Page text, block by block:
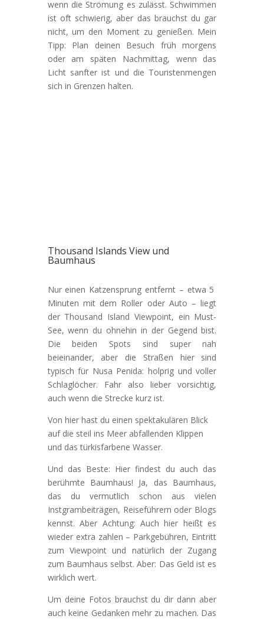
wenn die Strömung es zulässt. Schwimmen
ist oft schwierig, aber das brauchst du gar
nicht, um den Moment zu genießen. Mein
Tipp: Plan deinen Besuch früh morgens
oder am späten Nachmittag, wenn das
Licht sanfter ist und die Touristenmengen
sich in Grenzen halten.
Thousand Islands View und
Baumhaus
Nur einen Katzensprung entfernt – etwa 5
Minuten mit dem Roller oder Auto – liegt
der Thousand Island Viewpoint, ein Must-
See, wenn du ohnehin in der Gegend bist.
Die beiden Spots sind super nah
beieinander, aber die Straßen hier sind
typisch für Nusa Penida: holprig und voller
Schlaglöcher. Fahr also lieber vorsichtig,
auch wenn die Strecke kurz ist.
Von hier hast du einen spektakulären Blick
auf die steil ins Meer abfallenden Klippen
und das türkisfarbene Wasser.
Und das Beste: Hier findest du auch das
berühmte Baumhaus! Ja, das Baumhaus,
das du vermutlich schon aus vielen
Instgrambeiträgen, Reiseführern oder Blogs
kennst. Aber Achtung: Auch hier heißt es
wieder extra zahlen – Parkgebühren, Eintritt
zum Viewpoint und natürlich der Zugang
zum Baumhaus selbst. Aber: Das Geld ist es
wirklich wert.
Um deine Fotos brauchst du dir dann aber
auch keine Gedanken mehr zu machen. Das